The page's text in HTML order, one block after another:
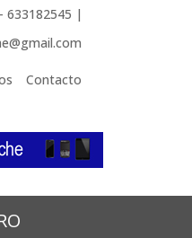
633182545 |
Contacto